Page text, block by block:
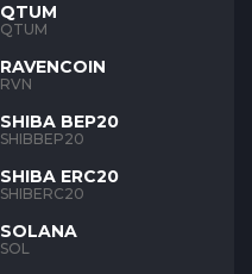
QTUM
QTUM
RAVENCOIN
RVN
SHIBA BEP20
SHIBBEP20
SHIBA ERC20
SHIBERC20
SOLANA
SOL